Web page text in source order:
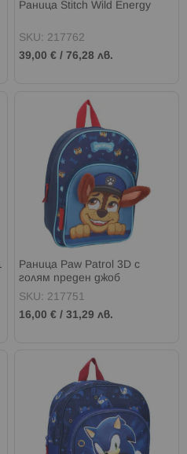
Раница Stitch Wild Energy
SKU: 217762
39,00 € / 76,28 лв.
Раница Paw Patrol 3D с
голям преден джоб
SKU: 217751
16,00 € /31,29 лв.